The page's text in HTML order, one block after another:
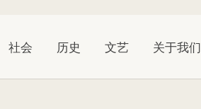
社会 历史 文艺 关于我们